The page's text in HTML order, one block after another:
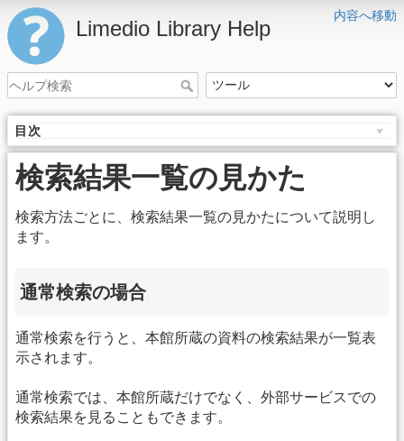
内容へ移動
Limedio Library Help
目次
検索結果一覧の見かた
検索方法ごとに、検索結果一覧の見かたについて説明し
ます。
通常検索の場合
通常検索を行うと、本館所蔵の資料の検索結果が一覧表
示されます。
通常検索では、本館所蔵だけでなく、外部サービスでの
検索結果を見ることもできます。